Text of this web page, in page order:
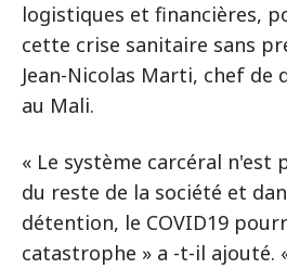
logistiques et financières,
cette crise sanitaire sans
Jean-Nicolas Marti, chef de
au Mali.
« Le système carcéral n'est
du reste de la société et
détention, le COVID19
catastrophe » a -t-il ajouté.